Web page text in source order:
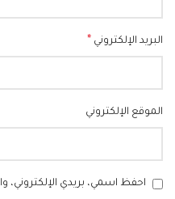
البريد الإلكتروني *
الموقع الإلكتروني
احفظ اسمي، بريدي الإلكتروني،